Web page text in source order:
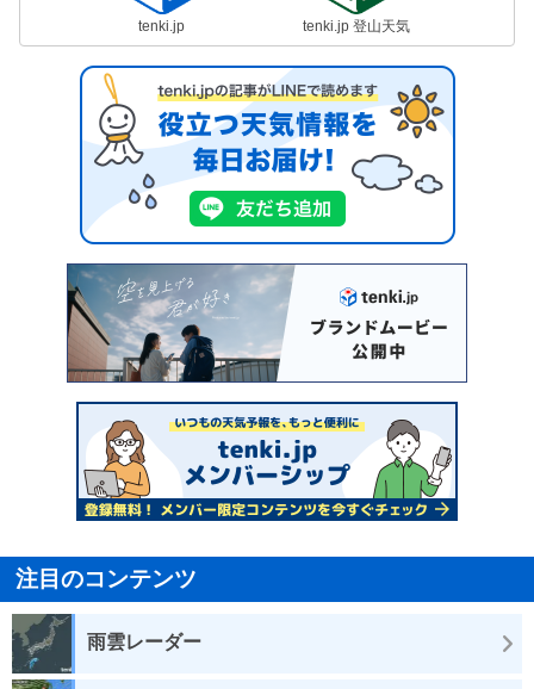
tenki.jp tenki.jp 登山天気
注目のコンテンツ
雨雲レーダー